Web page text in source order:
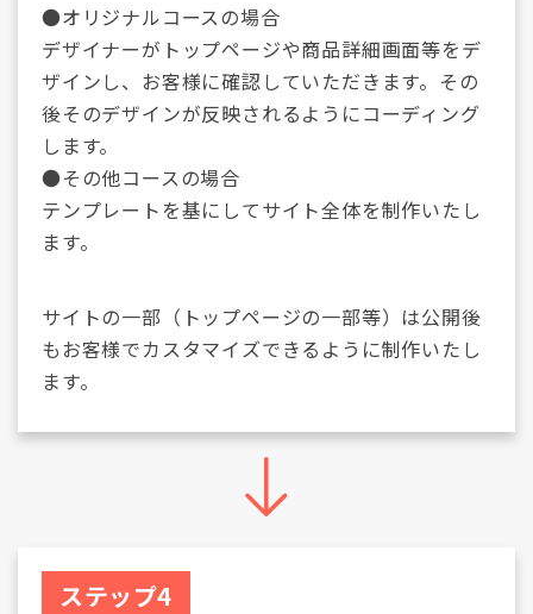
●オリジナルコースの場合
デザイナーがトップページや商品詳細画面等をデ
ザインし、お客様に確認していただきます。その
後そのデザインが反映されるようにコーディング
します。
●その他コースの場合
テンプレートを基にしてサイト全体を制作いたし
ます。
サイトの一部（トップページの一部等）は公開後
もお客様でカスタマイズできるように制作いたし
ます。
ステップ4